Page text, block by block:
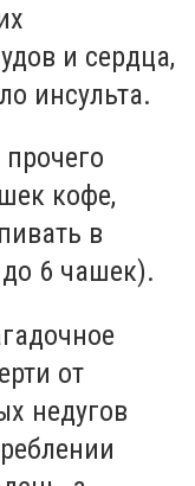
и сердца,
инсульта.
кофе,
в
6 чашек).
от
недугов